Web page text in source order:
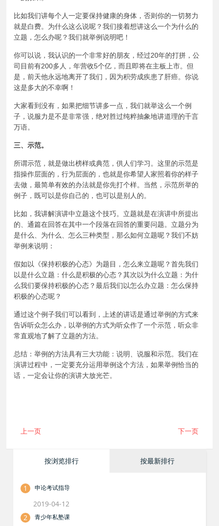
比如我们讲每个人一定要保持健康的身体，否则你的一切努力
就是白费。为什么这么说呢？我们接着想讲这么一个为什么的
立题，怎么办呢？我们就举例说明吧！
你可以说，我认识的一个非常好的朋友，经过20年的打拼，公
司目前有200多人，年营收5个亿，而且即将在主板上市。但
是，前天他永远地离开了我们，因为积劳成疾患了肝癌。你说
这是多大的不幸啊！
大家看到没有，如果把细节讲多一点，我们就举这么一个例
子，说服力是不是非常强，绝对胜过纯粹抽象地讲道理的千言
万语。
三、示范。
所谓示范，就是做出榜样或典范，供人们学习。这里的示范是
指操作层面的，行为层面的，也就是你希望人家照着你的样子
去做，最简单有效的办法就是你先打个样。当然，示范所举的
例子，既可以是你自己的，也可以是别人的。
比如，我讲解演讲中立题这个技巧。立题就是在演讲中所提出
的、通篇在回答在其中一个段落在回答的重要问题。立题分为
是什么、为什么、怎么三种类型，那么如何立题呢？我们不妨
举例来说明：
假如以《保持积极的心态》为题目，怎么来立题呢？首先我们
以是什么立题：什么是积极的心态？其次以为什么立题：为什
么我们要保持积极的心态？最后我们以怎么办立题：怎么保持
积极的心态呢？
通过这个例子我们可以看到，上述的讲话是通过举例的方式来
告诉听众怎么办，以举例的方式为听众作了一个示范，听众非
常直观地了解了立题的方法。
总结：举例的方法具有三大功能：说明、说服和示范。我们在
演讲过程中，一定要充分运用举例这个方法，如果举例恰当的
话，一定会让你的演讲大放光芒。
上一页 下一页
按浏览排行 按最新排行
1 申论考试指导
2019-04-12
2
青少年私塾课